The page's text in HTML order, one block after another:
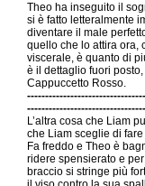
Theo ha inseguito il
si è fatto letteralmente
diventare il male
quello che lo attira ora,
viscerale, è quanto di
è il dettaglio fuori
Cappuccetto Rosso.
L’altra cosa che Liam
che Liam sceglie di
Fa freddo e Theo è
ridere spensierato e
braccio si stringe più